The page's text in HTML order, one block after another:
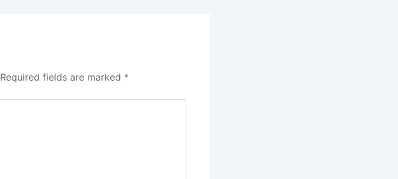
Required fields are marked *